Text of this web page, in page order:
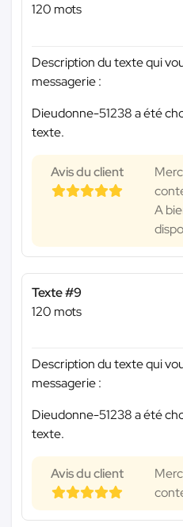
120 mots
Description du texte qui
messagerie :
Dieudonne-51238 a été
texte.
Avis du client
A
Texte #9
120 mots
Description du texte qui
messagerie :
Dieudonne-51238 a été
texte.
Avis du client